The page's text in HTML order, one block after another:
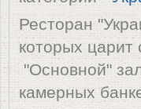
Ресторан
которых
"Основной"
камерных